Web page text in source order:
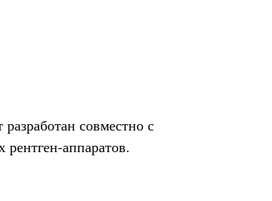
совместно с
аппаратов.